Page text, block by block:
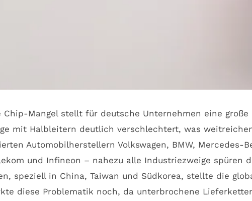
Chip-Mangel stellt für deutsche Unternehmen eine
mit Halbleitern deutlich verschlechtert, was
Automobilherstellern Volkswagen, BMW,
und Infineon – nahezu alle Industriezweige
speziell in China, Taiwan und Südkorea, stellte die
diese Problematik noch, da unterbrochene